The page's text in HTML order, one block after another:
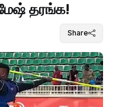
தரங்க!
Share